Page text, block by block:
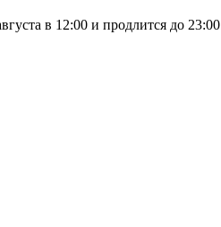
в 12:00 и продлится до